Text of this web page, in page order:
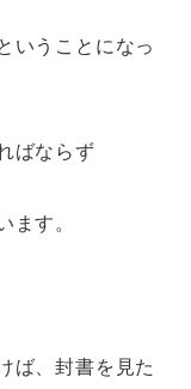
いうことになっ
ばならず
ます。
ば、封書を見た